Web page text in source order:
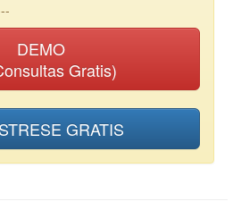
DEMO
Gratis)
GRATIS